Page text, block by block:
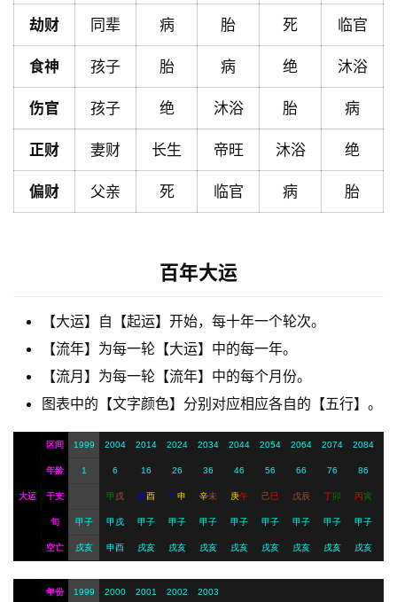
黄
历
占
卜
命
梦
服
劫财 同辈 病 胎 死 临官
食神 孩子 胎 病 绝 沐浴
伤官 孩子 绝 沐浴 胎 病
正财 妻财 长生 帝旺 沐浴 绝
偏财 父亲 死 临官 病 胎
百年大运
【大运】自【起运】开始，每十年一个轮次。
【流年】为每一轮【大运】中的每一年。
【流月】为每一轮【流年】中的每个月份。
图表中的【文字颜色】分别对应相应各自的【五行】。
大运
区间 1999 2004 2014 2024 2034 2044 2054 2064 2074 2084
年龄 1 6 16 26 36 46 56 66 76 86
干支 甲 戌 癸酉 壬申 辛未 庚午 己巳 戊辰 丁卯 丙寅
旬 甲子 甲戌 甲子 甲子 甲子 甲子 甲子 甲子 甲子 甲子
空亡 戌亥 申酉 戌亥 戌亥 戌亥 戌亥 戌亥 戌亥 戌亥 戌亥
年份 1999 2000 2001 2002 2003